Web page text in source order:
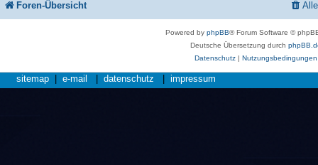
Foren-Übersicht
Powered byphpBB® Forum Software ©
Deutsche Übersetzung durch
Datenschutz| Nutzungsbedingungen
sitemap e-mail datenschutz impressum